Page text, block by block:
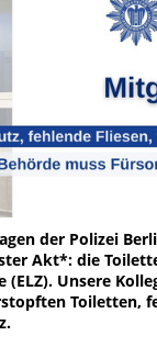
der Polizei
Akt*: die
(ELZ). Unsere
Toiletten,